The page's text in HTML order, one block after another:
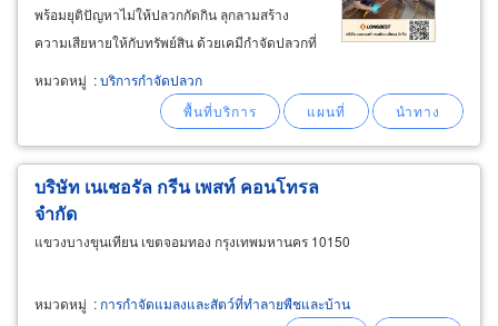
พร้อมยุติปัญหาไม่ให้ปลวกกัดกิน ลุกลามสร้าง
ความเสียหายให้กับทรัพย์สิน ด้วยเคมีกำจัดปลวกที่
ใกล้-ไกล แค่ไหนเราไปถึง พร้อมบริการในพื้นที่
สมุทรสาคร สมุทรสงคราม สมุทรปราการ
หมวดหมู่ :บริการกำจัดปลวก
บริษัท เนเชอรัล กรีน เพสท์ คอนโทรล
จำกัด
แขวงบางขุนเทียน เขตจอมทอง กรุงเทพมหานคร 10150
หมวดหมู่ : การกำจัดแมลงและสัตว์ที่ทำลายพืชและบ้าน